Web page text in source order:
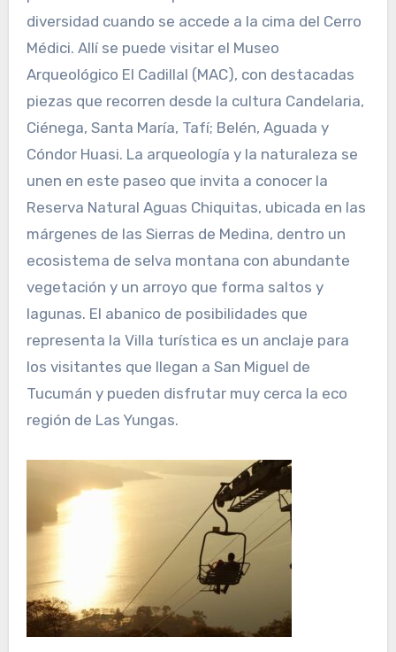
diversidad cuando se accede a la cima del Cerro
Médici. Allí se puede visitar el Museo
Arqueológico El Cadillal (MAC), con destacadas
piezas que recorren desde la cultura Candelaria,
Ciénega, Santa María, Tafí; Belén, Aguada y
Cóndor Huasi. La arqueología y la naturaleza se
unen en este paseo que invita a conocer la
Reserva Natural Aguas Chiquitas, ubicada en las
márgenes de las Sierras de Medina, dentro un
ecosistema de selva montana con abundante
vegetación y un arroyo que forma saltos y
lagunas. El abanico de posibilidades que
representa la Villa turística es un anclaje para
los visitantes que llegan a San Miguel de
Tucumán y pueden disfrutar muy cerca la eco
región de Las Yungas.